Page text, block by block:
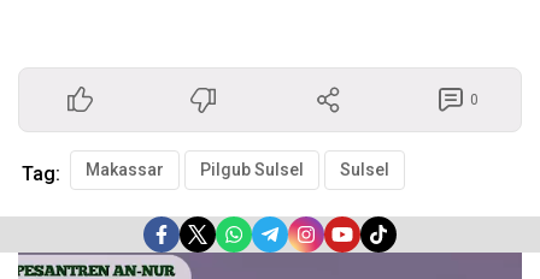
0
Tag: Makassar Pilgub Sulsel Sulsel
Pemutar